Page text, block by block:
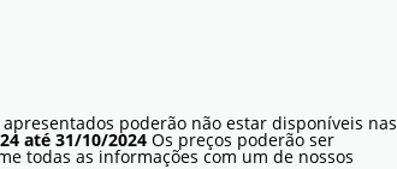
poderão não estar disponíveis nas
até 31/10/2024 Os preços poderão ser
todas as informações com um de nossos